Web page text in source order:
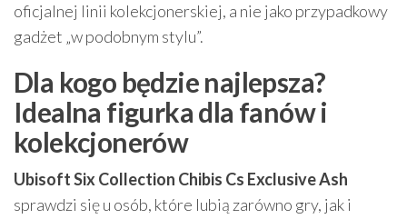
oficjalnej linii kolekcjonerskiej, a nie jako przypadkowy
gadżet „w podobnym stylu”.
Dla kogo będzie najlepsza?
Idealna figurka dla fanów i
kolekcjonerów
Ubisoft Six Collection Chibis Cs Exclusive Ash
sprawdzi się u osób, które lubią zarówno gry, jak i